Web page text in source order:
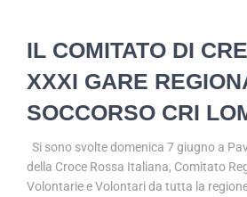
IL COMITATO DI
XXXI GARE
SOCCORSO CRI
Si sono svolte domenica 7 giugno a
della Croce Rossa Italiana, Comitato
Volontarie e Volontari da tutta la